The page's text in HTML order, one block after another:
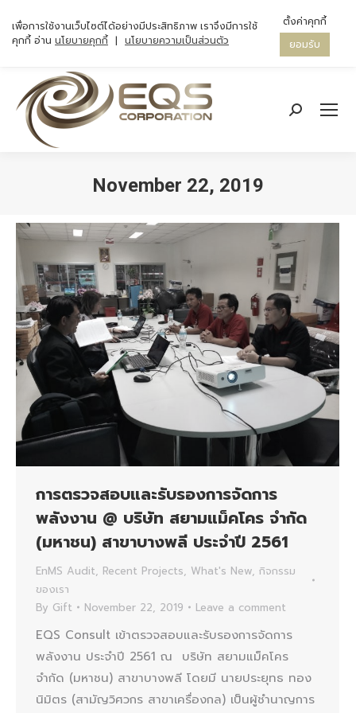
Search:
November 22, 2019
การตรวจสอบและรับรองการจัดการ
พลังงาน @ บริษัท สยามแม็คโคร จำกัด
(มหาชน) สาขาบางพลี ประจำปี 2561
EnMS Audit, Recent Projects, What's New, กิจกรรม
ของเรา
By Gift November 22, 2019 Leave a comment
EQS Consult เข้าตรวจสอบและรับรองการจัดการ
พลังงาน ประจำปี 2561 ณ บริษัท สยามแม็คโคร
จำกัด (มหาชน) สาขาบางพลี โดยมี นายประยุทธ ทอง
นิมิตร (สามัญวิศวกร สาขาเครื่องกล) เป็นผู้ชำนาญการ
เพื่อการใช้งานเว็บไซต์ได้อย่างมีประสิทธิภาพ เราจึงมีการใช้
คุกกี้ อ่าน นโยบายคุกกี้ | นโยบายความเป็นส่วนตัว
ตั้งค่าคุกกี้
ยอมรับ